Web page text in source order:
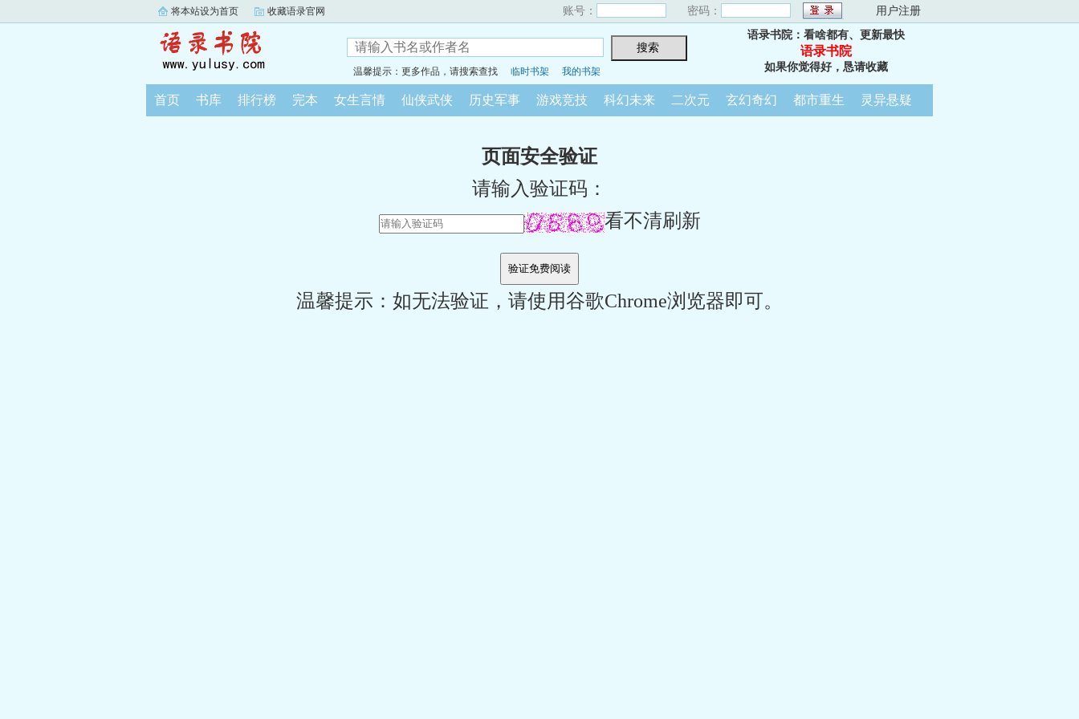
将本站设为首页 收藏语录官网 账号： 密码： 用户注册
温馨提示：更多作品，请搜索查找 临时书架 我的书架
语录书院：看啥都有、更新最快
语录书院
如果你觉得好，恳请收藏
首页 书库 排行榜 完本 女生言情 仙侠武侠 历史军事 游戏竞技 科幻未来 二次元 玄幻奇幻 都市重生 灵异悬疑
页面安全验证
请输入验证码：
看不清刷新
温馨提示：如无法验证，请使用谷歌Chrome浏览器即可。